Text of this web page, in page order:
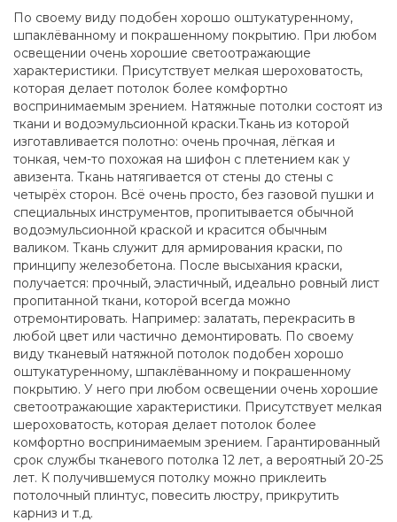
По своему виду подобен хорошо оштукатуренному,
шпаклёванному и покрашенному покрытию. При любом
освещении очень хорошие светоотражающие
характеристики. Присутствует мелкая шероховатость,
которая делает потолок более комфортно
воспринимаемым зрением. Натяжные потолки состоят из
ткани и водоэмульсионной краски.Ткань из которой
изготавливается полотно: очень прочная, лёгкая и
тонкая, чем-то похожая на шифон с плетением как у
авизента. Ткань натягивается от стены до стены с
четырёх сторон. Всё очень просто, без газовой пушки и
специальных инструментов, пропитывается обычной
водоэмульсионной краской и красится обычным
валиком. Ткань служит для армирования краски, по
принципу железобетона. После высыхания краски,
получается: прочный, эластичный, идеально ровный лист
пропитанной ткани, которой всегда можно
отремонтировать. Например: залатать, перекрасить в
любой цвет или частично демонтировать. По своему
виду тканевый натяжной потолок подобен хорошо
оштукатуренному, шпаклёванному и покрашенному
покрытию. У него при любом освещении очень хорошие
светоотражающие характеристики. Присутствует мелкая
шероховатость, которая делает потолок более
комфортно воспринимаемым зрением. Гарантированный
срок службы тканевого потолка 12 лет, а вероятный 20-25
лет. К получившемуся потолку можно приклеить
потолочный плинтус, повесить люстру, прикрутить
карниз и т.д.